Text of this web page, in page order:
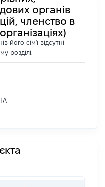
органів
членство в
його сім'ї відсутні
розділі.